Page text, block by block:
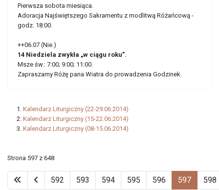
Pierwsza sobota miesiąca.
Adoracja Najświętszego Sakramentu z modlitwą Różańcową -
godz. 18:00.
++06.07 (Nie.)
14 Niedziela zwykła „w ciągu roku”.
Msze św.: 7:00; 9:00; 11:00.
Zapraszamy Różę pana Wiatra do prowadzenia Godzinek.
Kalendarz Liturgiczny (22-29.06.2014)
Kalendarz Liturgiczny (15-22.06.2014)
Kalendarz Liturgiczny (08-15.06.2014)
Strona 597 z 648
592 593 594 595 596 597 598